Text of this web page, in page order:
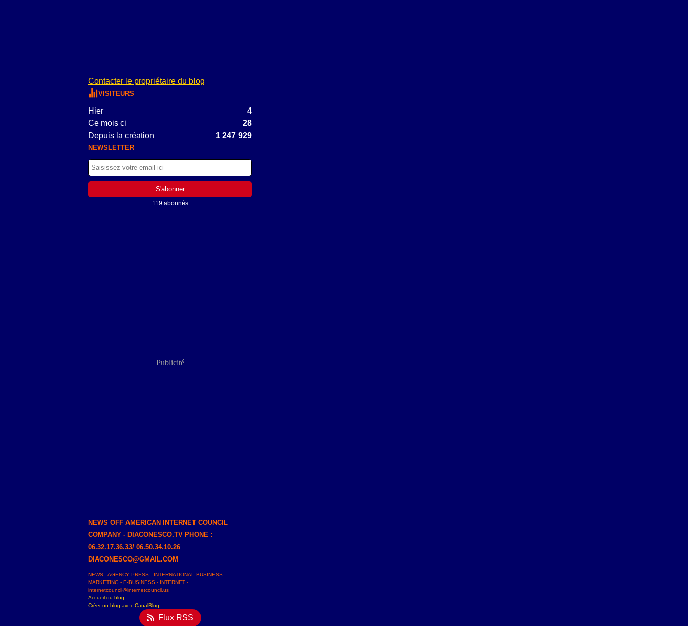
Contacter le propriétaire du blog
VISITEURS
Hier
4
Ce mois ci
28
Depuis la création
1 247 929
NEWSLETTER
119 abonnés
Publicité
NEWS OFF AMERICAN INTERNET COUNCIL
COMPANY - DIACONESCO.TV PHONE :
06.32.17.36.33/ 06.50.34.10.26
DIACONESCO@GMAIL.COM
NEWS - AGENCY PRESS - INTERNATIONAL BUSINESS -
MARKETING - E-BUSINESS - INTERNET -
internetcouncil@internetcouncil.us
Accueil du blog
Créer un blog avec CanalBlog
Flux RSS